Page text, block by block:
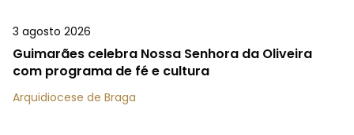
3 agosto 2026
Guimarães celebra Nossa Senhora da Oliveira
com programa de fé e cultura
Arquidiocese de Braga